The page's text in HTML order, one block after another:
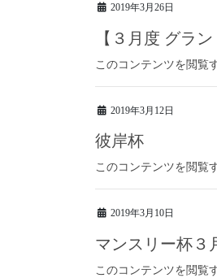
2019年3月26日
【３月度 グラ
このコンテンツを閲覧
2019年3月12日
彼岸杯
このコンテンツを閲覧
2019年3月10日
マンスリー杯３
このコンテンツを閲覧